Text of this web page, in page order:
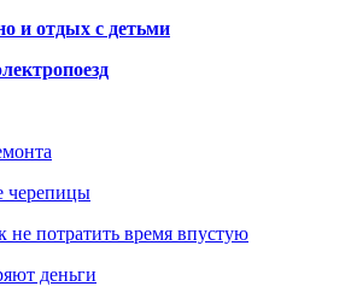
и отдых с детьми
черепицы
не потратить время впустую
деньги